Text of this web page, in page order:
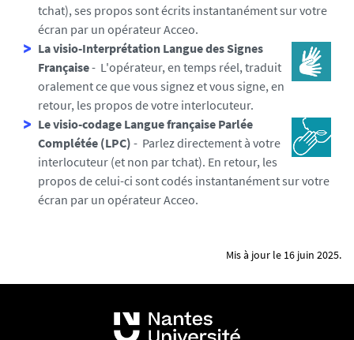
tchat), ses propos sont écrits instantanément sur votre
écran par un opérateur Acceo.
La visio-Interprétation Langue des Signes
Française- L'opérateur, en temps réel, traduit
oralement ce que vous signez et vous signe, en
retour, les propos de votre interlocuteur.
Le visio-codage Langue française Parlée
Complétée (LPC) - Parlez directement à votre
interlocuteur (et non par tchat). En retour, les
propos de celui-ci sont codés instantanément sur votre
écran par un opérateur Acceo.
Mis à jour le 16 juin 2025.